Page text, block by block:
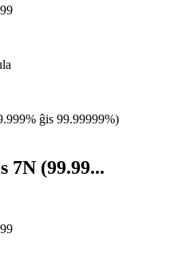
7N (99.99...